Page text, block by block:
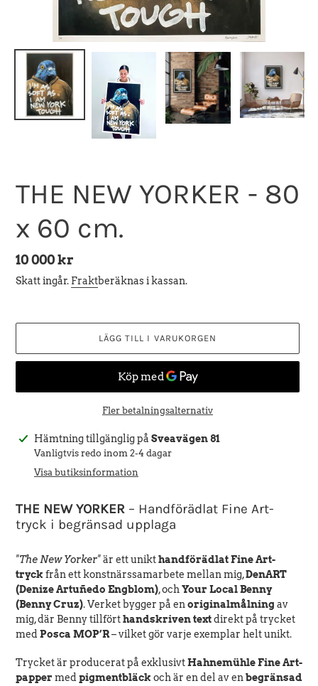
THE NEW YORKER - 80
x 60 cm.
Ordinarie
pris
10 000 kr
Skatt ingår. Fraktberäknas i kassan.
LÄGG TILL I VARUKORGEN
Fler betalningsalternativ
Lägger
produkten
varukorg
Hämtning tillgänglig på Sveavägen 81
Vanligtvis redo inom 2-4 dagar
Visa butiksinformation
THE NEW YORKER – Handförädlat Fine Art-
tryck i begränsad upplaga
"The New Yorker"är ett unikthandförädlat Fine Art-
tryck från ett konstnärssamarbete mellan mig,DenART
(Denize Artuñedo Engblom), ochYour Local Benny
(Benny Cruz). Verket bygger på enoriginalmålning av
mig, där Benny tillförthandskriven textdirekt på trycket
med Posca MOP’R– vilket gör varje exemplar helt unikt.
Trycket är producerat på exklusivtHahnemühle Fine Art-
papper medpigmentbläck och är en del av enbegränsad